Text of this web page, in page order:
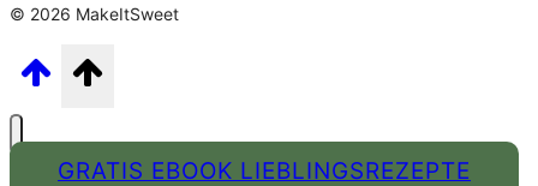
© 2026 MakeItSweet
GRATIS EBOOK LIEBLINGSREZEPTE